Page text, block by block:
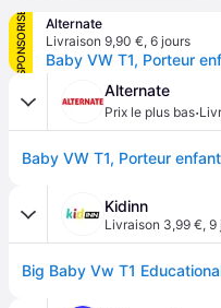
SPONSORISÉ
Alternate
Livraison 9,90 €, 6 jours
Baby VW T1, Porteur
Alternate
Prix le plus bas·
Baby VW T1, Porteur enfant
Kidinn
Livraison 3,99 €, 9